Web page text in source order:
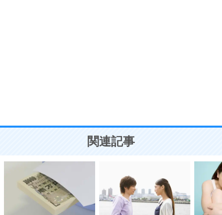
ことが大切。
関連記事